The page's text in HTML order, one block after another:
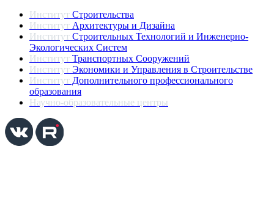
Институт Строительства
Институт Архитектуры и Дизайна
Институт Строительных Технологий и Инженерно-
Экологических Систем
Институт Транспортных Сооружений
Институт Экономики и Управления в Строительстве
Институт Дополнительного профессионального
образования
Научно-образовательные центры